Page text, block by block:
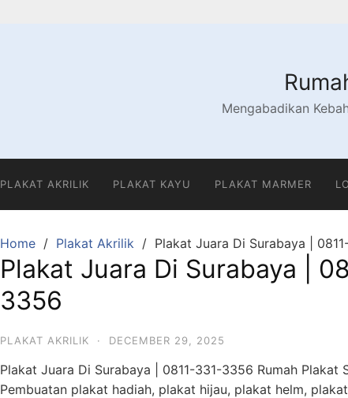
Mengabadikan
PLAKAT AKRILIK PLAKAT KAYU PLAKAT MARMER
Home Plakat Akrilik Plakat Juara Di Surabaya |
Plakat Juara Di Surabaya |
3356
PLAKAT AKRILIK · DECEMBER 29, 2025
Plakat Juara Di Surabaya | 0811-331-3356 Rumah Plakat
Pembuatan plakat hadiah, plakat hijau, plakat helm,